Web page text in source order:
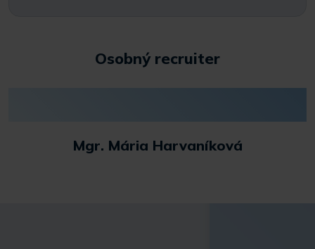
Osobný recruiter
Mgr. Mária Harvaníková